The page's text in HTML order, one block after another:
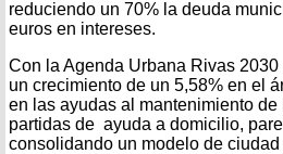
reduciendo un 70% la deuda
euros en intereses.
Con la Agenda Urbana Rivas
un crecimiento de un 5,58% en el
en las ayudas al mantenimiento
partidas de ayuda a domicilio,
consolidando un modelo de